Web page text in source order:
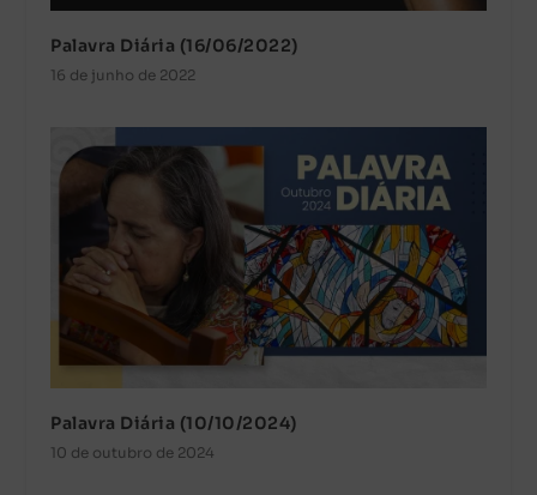
Palavra Diária (16/06/2022)
16 de junho de 2022
Palavra Diária (10/10/2024)
10 de outubro de 2024